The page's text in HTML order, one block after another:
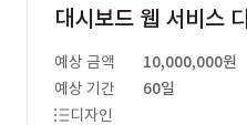
대시보드 웹 서비스
예상 금액
10,000,000원
예상 기간
60일
디자인